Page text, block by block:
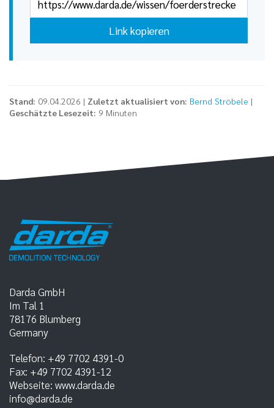
Link kopieren
Stand: 09.04.2026 | Zuletzt aktualisiert von: Bernd Ströbele |
Geschätzte Lesezeit: 9 Minuten
Darda GmbH
Im Tal 1
78176 Blumberg
Germany
Telefon: +49 7702 4391-0
Fax: +49 7702 4391-12
Webseite: www.darda.de
info@darda.de